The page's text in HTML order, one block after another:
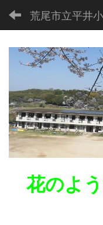
荒尾市立平井
花のよ